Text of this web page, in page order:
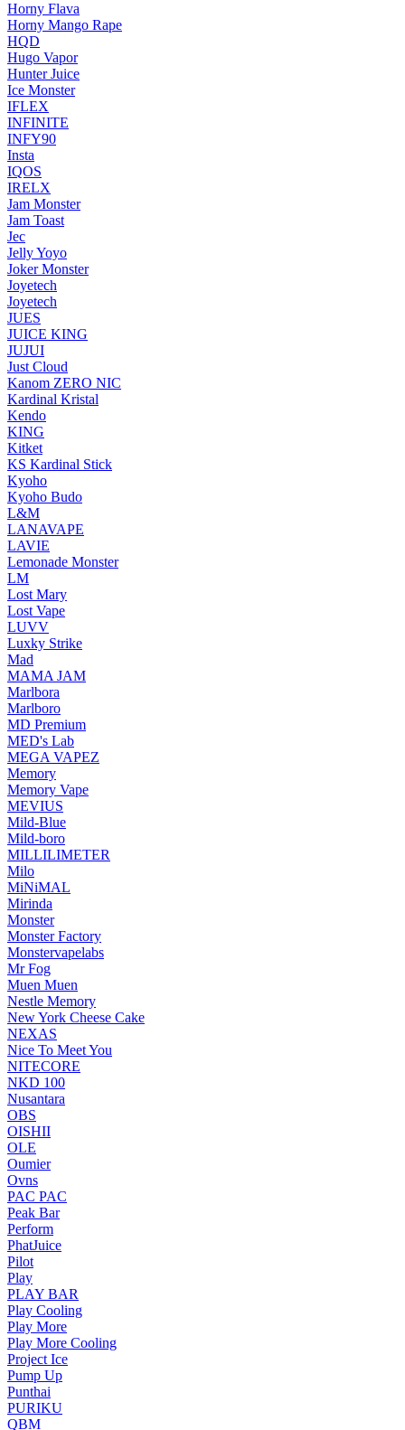
Horny Flava
Horny Mango Rape
HQD
Hugo Vapor
Hunter Juice
Ice Monster
IFLEX
INFINITE
INFY90
Insta
IQOS
IRELX
Jam Monster
Jam Toast
Jec
Jelly Yoyo
Joker Monster
Joyetech
Joyetech
JUES
JUICE KING
JUJUI
Just Cloud
Kanom ZERO NIC
Kardinal Kristal
Kendo
KING
Kitket
KS Kardinal Stick
Kyoho
Kyoho Budo
L&M
LANAVAPE
LAVIE
Lemonade Monster
LM
Lost Mary
Lost Vape
LUVV
Luxky Strike
Mad
MAMA JAM
Marlbora
Marlboro
MD Premium
MED's Lab
MEGA VAPEZ
Memory
Memory Vape
MEVIUS
Mild-Blue
Mild-boro
MILLILIMETER
Milo
MiNiMAL
Mirinda
Monster
Monster Factory
Monstervapelabs
Mr Fog
Muen Muen
Nestle Memory
New York Cheese Cake
NEXAS
Nice To Meet You
NITECORE
NKD 100
Nusantara
OBS
OISHII
OLE
Oumier
Ovns
PAC PAC
Peak Bar
Perform
PhatJuice
Pilot
Play
PLAY BAR
Play Cooling
Play More
Play More Cooling
Project Ice
Pump Up
Punthai
PURIKU
QBM